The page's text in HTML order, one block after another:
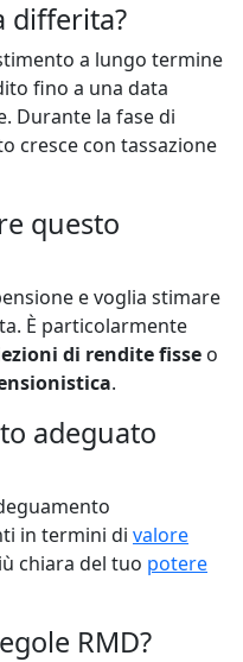
differita?
a lungo termine
fino a una data
Durante la fase di
cresce con tassazione
questo
e voglia stimare
È particolarmente
di rendite fisse o
.
adeguato
in termini di valore
chiara del tuo potere
RMD?